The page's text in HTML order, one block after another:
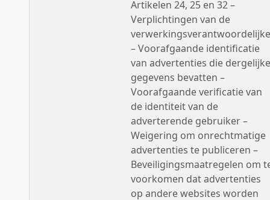
Artikelen 24, 25 en 32 –
Verplichtingen van de
verwerkingsverantwoordelijke
– Voorafgaande identificatie
van advertenties die dergelijke
gegevens bevatten –
Voorafgaande verificatie van
de identiteit van de
adverterende gebruiker –
Weigering om onrechtmatige
advertenties te publiceren –
Beveiligingsmaatregelen om
voorkomen dat advertenties
op andere websites worden